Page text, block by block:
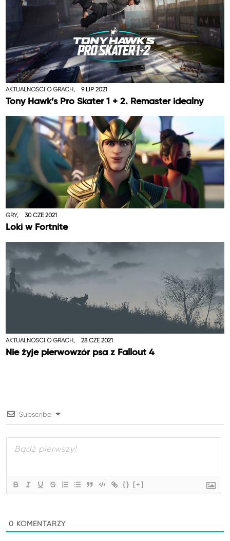
AKTUALNOŚCI O GRACH, 9 LIP 2021
Tony Hawk’s Pro Skater 1 + 2. Remaster idealny
GRY, 30 CZE 2021
Loki w Fortnite
AKTUALNOŚCI O GRACH, 28 CZE 2021
Nie żyje pierwowzór psa z Fallout 4
Subscribe
{} [+]
0 KOMENTARZY